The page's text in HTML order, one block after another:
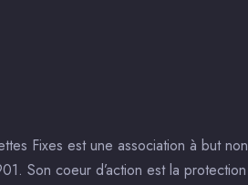
Fixes est une association à but non
Son coeur d’action est la protection